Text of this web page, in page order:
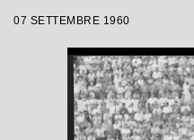
07 SETTEMBRE 1960